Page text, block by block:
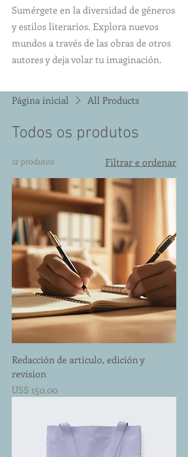
Sumérgete en la diversidad de géneros
y estilos literarios. Explora nuevos
mundos a través de las obras de otros
autores y deja volar tu imaginación.
Página inicial All Products
Todos os produtos
12 produtos Filtrar e ordenar
Redacción de articulo, edición y
revision
Preço
US$ 150,00